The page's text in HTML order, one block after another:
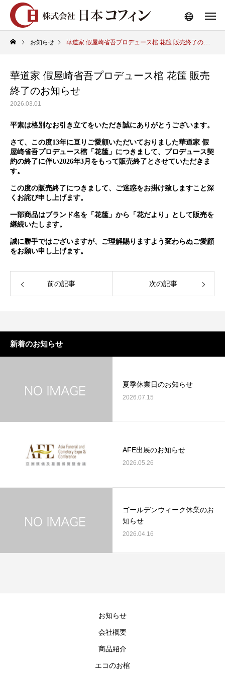
お知らせ 華道家 假屋崎省吾プロデュース棺 花筺 販売終了のお知らせ
華道家 假屋崎省吾プロデュース棺 花筺 販売
終了のお知らせ
2026.03.01
平素は格別なお引き立てをいただき誠にありがとうございます。
さて、この度13年に亘りご愛顧いただいておりました華道家 假
屋崎省吾プロデュース棺「花筺」につきまして、プロデュース契
約の終了に伴い2026年3月をもって販売終了とさせていただきま
す。
この度の販売終了につきまして、ご迷惑をお掛け致しますこと深
くお詫び申し上げます。
一部商品はブランド名を「花筺」から「花だより」として販売を
継続いたします。
誠に勝手ではございますが、ご理解賜りますよう変わらぬご愛顧
をお願い申し上げます。
前の記事 次の記事
新着のお知らせ
夏季休業日のお知らせ
2026.07.15
AFE出展のお知らせ
2026.05.26
ゴールデンウィーク休業のお
知らせ
2026.04.16
お知らせ
会社概要
商品紹介
エコのお棺